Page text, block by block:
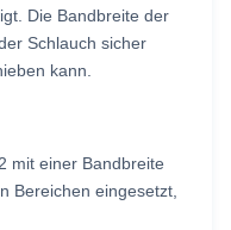
Die Bandbreite der
Schlauch sicher
kann.
mit einer Bandbreite
Bereichen eingesetzt,